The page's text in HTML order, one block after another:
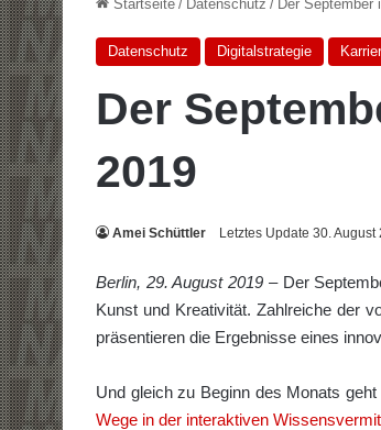
Startseite / Datenschutz / Der September
Datenschutz Digitalstrategie
Der
2019
Amei Schüttler Letztes Update 30. August
Berlin, 29. August 2019 – Der
Kunst und Kreativität. Zahlreiche der
präsentieren die Ergebnisse eines
Und gleich zu Beginn des Monats
Wege in der interaktiven